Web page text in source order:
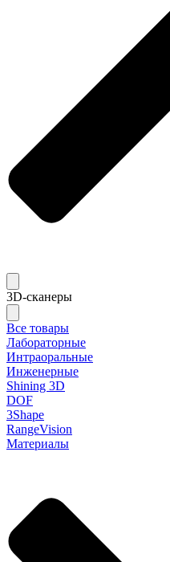
3D-сканеры
Все товары
Лабораторные
Интраоральные
Инженерные
Shining 3D
DOF
3Shape
RangeVision
Материалы